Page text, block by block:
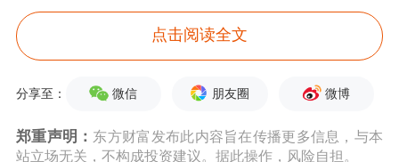
心，给予每年最高1000万元运营资金支
持；鼓励脑机接口企业联合湖北实验
室、光电子领域龙头企业组建产业联合
共同体，推动在医疗领域、康养领域和
点击阅读全文
分享至： 微信 朋友圈 微博
郑重声明： 东方财富发布此内容旨在传播更多信息，与本
站立场无关，不构成投资建议。据此操作，风险自担。